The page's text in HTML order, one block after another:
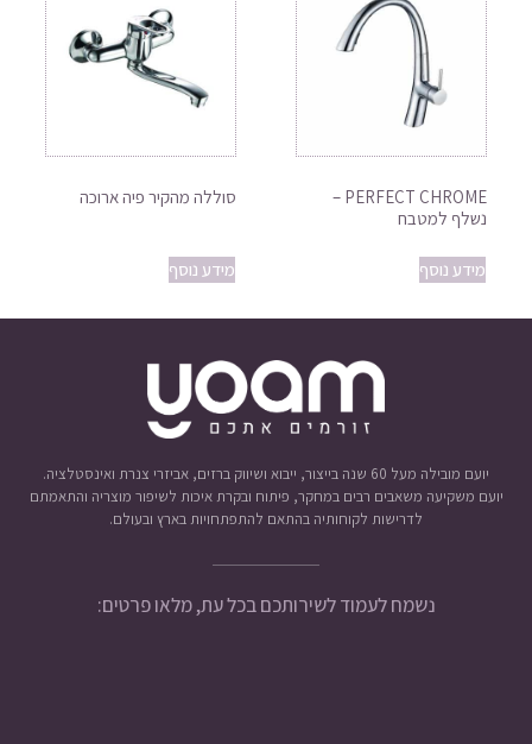
PERFECT CHROME –
נשלף למטבח
מידע נוסף
סוללה מהקיר פיה ארוכה
מידע נוסף
יועם מובילה מעל 60 שנה בייצור, ייבוא ושיווק ברזים, אביזרי צנרת ואינסטלציה.
יועם משקיעה משאבים רבים במחקר, פיתוח ובקרת איכות לשיפור מוצריה והתאמתם
לדרישות לקוחותיה בהתאם להתפתחויות בארץ ובעולם.
נשמח לעמוד לשירותכם בכל עת, מלאו פרטים: